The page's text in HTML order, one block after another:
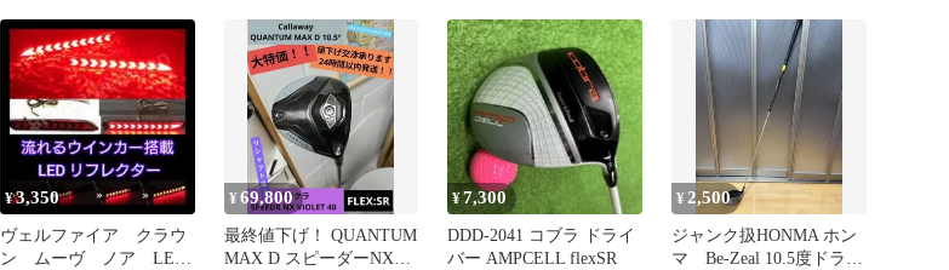
クス ドライバー 中古
【最短即日発送】
¥3,350
ヴェルファイア クラウ
ン ムーヴ ノア LED
¥69,800
最終値下げ！ QUANTUM
MAX D スピーダーNX
¥7,300
DDD-2041 コブラ ドライ
バー AMPCELL flexSR
¥ 2,500
ジャンク扱HONMA ホン
マ Be-Zeal 10.5度ドライ